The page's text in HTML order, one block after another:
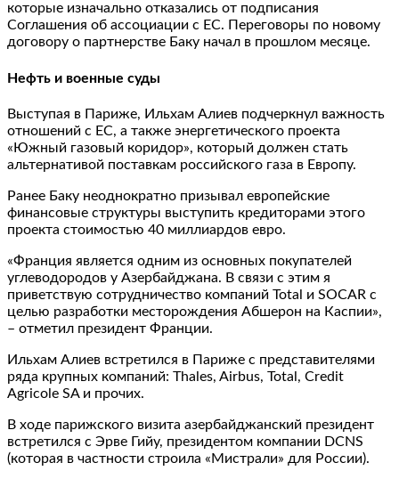
которые изначально отказались от подписания
Соглашения об ассоциации с ЕС. Переговоры по новому
договору о партнерстве Баку начал в прошлом месяце.
Нефть и военные суды
Выступая в Париже, Ильхам Алиев подчеркнул важность
отношений с ЕС, а также энергетического проекта
«Южный газовый коридор», который должен стать
альтернативой поставкам российского газа в Европу.
Ранее Баку неоднократно призывал европейские
финансовые структуры выступить кредиторами этого
проекта стоимостью 40 миллиардов евро.
«Франция является одним из основных покупателей
углеводородов у Азербайджана. В связи с этим я
приветствую сотрудничество компаний Total и SOCAR с
целью разработки месторождения Абшерон на Каспии»,
– отметил президент Франции.
Ильхам Алиев встретился в Париже с представителями
ряда крупных компаний: Thales, Airbus, Total, Credit
Agricole SA и прочих.
В ходе парижского визита азербайджанский президент
встретился с Эрве Гийу, президентом компании DCNS
(которая в частности строила «Мистрали» для России).